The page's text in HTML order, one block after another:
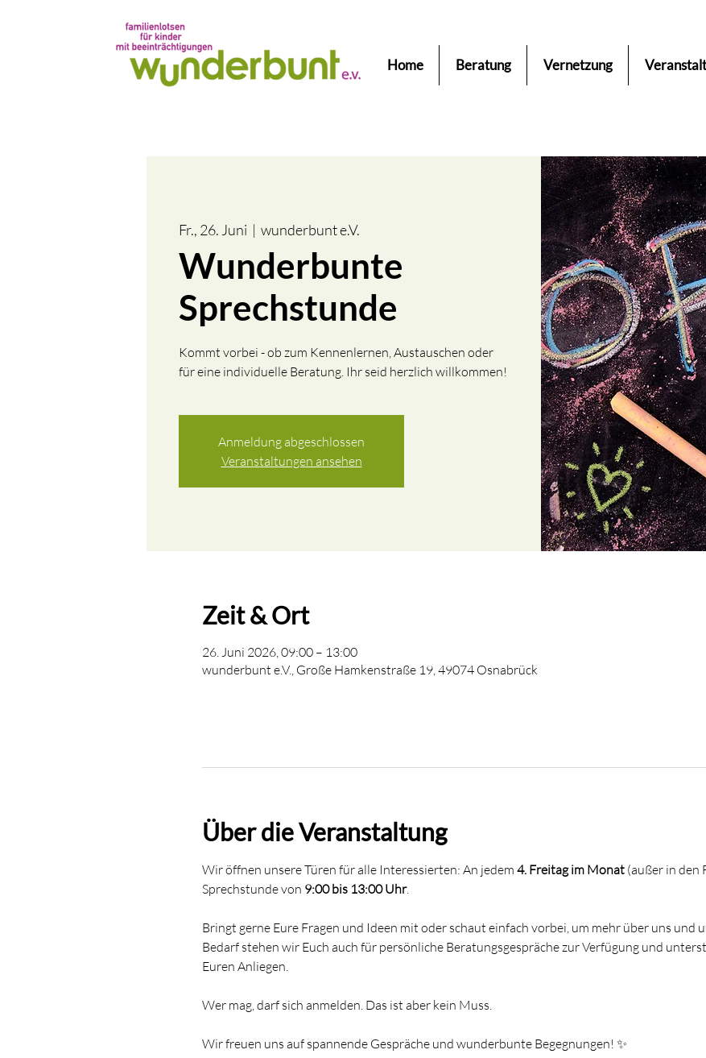
Home Beratung Vernetzung
Fr., 26. Juni
  |
wunderbunt e.V.
Wunderbunte
Sprechstunde
Kommt vorbei - ob zum Kennenlernen, Austauschen oder
für eine individuelle Beratung. Ihr seid herzlich willkommen!
Anmeldung abgeschlossen
Veranstaltungen ansehen
Zeit & Ort
26. Juni 2026, 09:00 – 13:00
wunderbunt e.V., Große Hamkenstraße 19, 49074 Osnabrück
Über die Veranstaltung
Wir öffnen unsere Türen für alle Interessierten: An jedem 4. Freitag im Monat (außer in den
Sprechstunde von 9:00 bis 13:00 Uhr.
Bringt gerne Eure Fragen und Ideen mit oder schaut einfach vorbei, um mehr über uns und
Bedarf stehen wir Euch auch für persönliche Beratungsgespräche zur Verfügung und
Euren Anliegen.
Wer mag, darf sich anmelden. Das ist aber kein Muss.
Wir freuen uns auf spannende Gespräche und wunderbunte Begegnungen! ✨